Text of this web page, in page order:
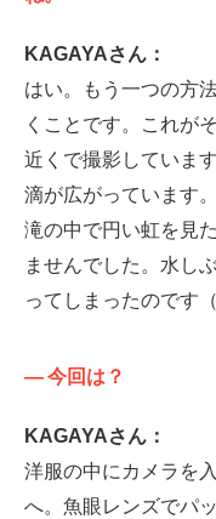
KAGAYAさん：
はい。もう一つの方
くことです。これが
近くで撮影していま
滴が広がっています
滝の中で円い虹を見
ませんでした。水し
ってしまったのです（
—今回は？
KAGAYAさん：
洋服の中にカメラを
へ。魚眼レンズでパ